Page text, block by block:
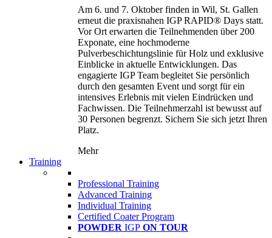
Am 6. und 7. Oktober finden in Wil, St. Gallen
erneut die praxisnahen IGP RAPID® Days statt.
Vor Ort erwarten die Teilnehmenden über 200
Exponate, eine hochmoderne
Pulverbeschichtungslinie für Holz und exklusive
Einblicke in aktuelle Entwicklungen. Das
engagierte IGP Team begleitet Sie persönlich
durch den gesamten Event und sorgt für ein
intensives Erlebnis mit vielen Eindrücken und
Fachwissen. Die Teilnehmerzahl ist bewusst auf
30 Personen begrenzt. Sichern Sie sich jetzt Ihren
Platz.
Mehr
Training
Professional Training
Advanced Training
Individual Training
Certified Coater Program
POWDER IGP ON TOUR